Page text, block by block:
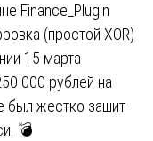
Finance_Plugin
(простой XOR)
15 марта
000 рублей на
был жестко зашит
💣